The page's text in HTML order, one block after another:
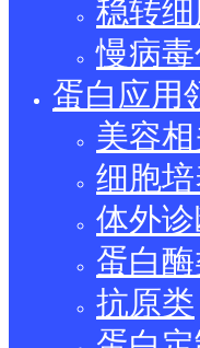
稳转
慢病
蛋白应用
美容
细胞
体外
蛋白
抗原类